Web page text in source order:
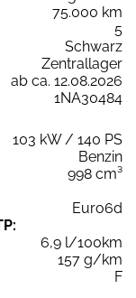
75.000 km
5
Schwarz
Zentrallager
ab ca. 12.08.2026
1NA30484
103 kW / 140 PS
Benzin
998 cm³
Euro6d
6,9 l/100km
157 g/km
F